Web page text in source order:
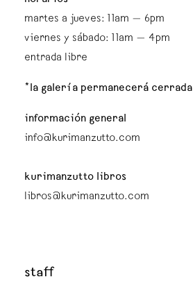
martes a jueves: 11am — 6pm
viernes y sábado: 11am — 4pm
entrada libre
*la galería permanecerá cerrada
información general
info@kurimanzutto.com
kurimanzutto libros
libros@kurimanzutto.com
staff